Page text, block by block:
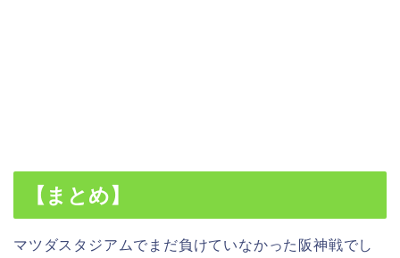
【まとめ】
マツダスタジアムでまだ負けていなかった阪神戦でし